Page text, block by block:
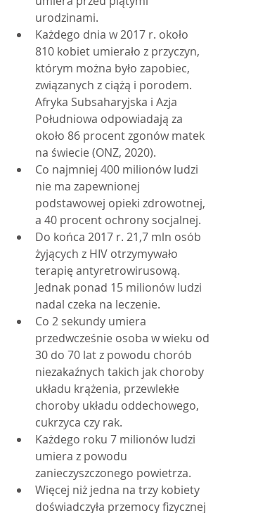
urodzinami.
Każdego dnia w 2017 r. około
810 kobiet umierało z przyczyn,
którym można było zapobiec,
związanych z ciążą i porodem.
Afryka Subsaharyjska i Azja
Południowa odpowiadają za
około 86 procent zgonów matek
na świecie (ONZ, 2020).
Co najmniej 400 milionów ludzi
nie ma zapewnionej
podstawowej opieki zdrowotnej,
a 40 procent ochrony socjalnej.
Do końca 2017 r. 21,7 mln osób
żyjących z HIV otrzymywało
terapię antyretrowirusową.
Jednak ponad 15 milionów ludzi
nadal czeka na leczenie.
Co 2 sekundy umiera
przedwcześnie osoba w wieku od
30 do 70 lat z powodu chorób
niezakaźnych takich jak choroby
układu krążenia, przewlekłe
choroby układu oddechowego,
cukrzyca czy rak.
Każdego roku 7 milionów ludzi
umiera z powodu
zanieczyszczonego powietrza.
Więcej niż jedna na trzy kobiety
doświadczyła przemocy fizycznej